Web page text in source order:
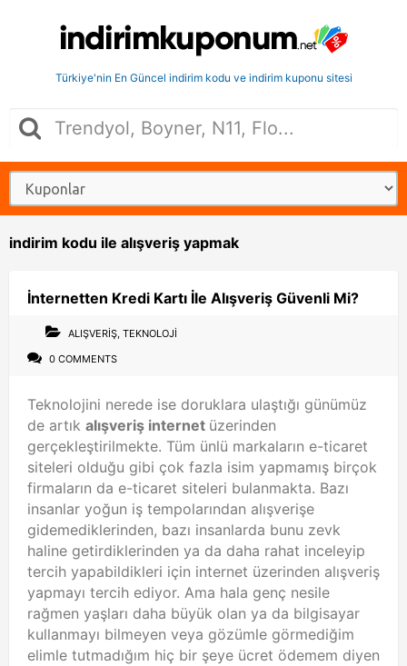
Türkiye'nin En Güncel indirim kodu ve indirim kuponu sitesi
indirim kodu ile alışveriş yapmak
İnternetten Kredi Kartı İle Alışveriş Güvenli Mi?
ALIŞVERIŞ, TEKNOLOJI
0 COMMENTS
Teknolojini nerede ise doruklara ulaştığı günümüz
de artık alışveriş internet üzerinden
gerçekleştirilmekte. Tüm ünlü markaların e-ticaret
siteleri olduğu gibi çok fazla isim yapmamış birçok
firmaların da e-ticaret siteleri bulanmakta. Bazı
insanlar yoğun iş tempolarından alışverişe
gidemediklerinden, bazı insanlarda bunu zevk
haline getirdiklerinden ya da daha rahat inceleyip
tercih yapabildikleri için internet üzerinden alışveriş
yapmayı tercih ediyor. Ama hala genç nesile
rağmen yaşları daha büyük olan ya da bilgisayar
kullanmayı bilmeyen veya gözümle görmediğim
elimle tutmadığım hiç bir şeye ücret ödemem diyen